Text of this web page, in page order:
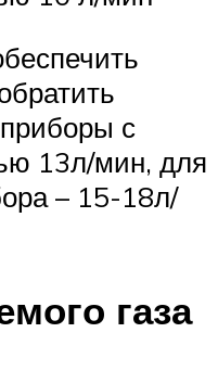
с
13л/мин, для
– 15-18л/
газа